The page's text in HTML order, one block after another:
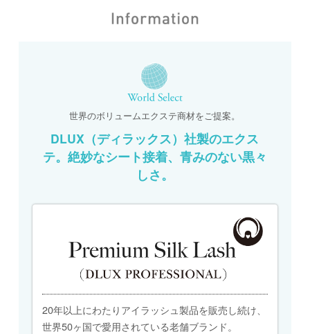
世界のボリュームエクステ商材をご提案。
DLUX（ディラックス）社製のエクス
テ。絶妙なシート接着、青みのない黒々
しさ。
20年以上にわたりアイラッシュ製品を販売し続け、
世界50ヶ国で愛用されている老舗ブランド。